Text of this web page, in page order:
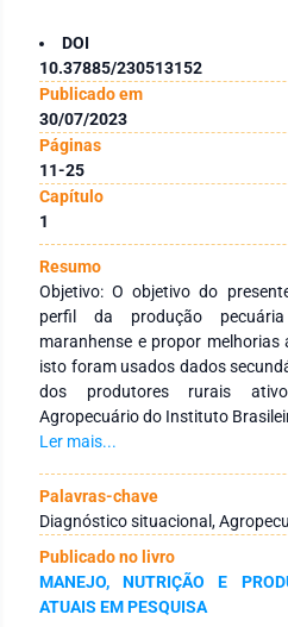
DOI
10.37885/230513152
Publicado em
30/07/2023
Páginas
11-25
Capítulo
1
Resumo
Objetivo: O objetivo do
perfil da produção
maranhense e propor
isto foram usados dados
dos produtores rurais
Agropecuário do Instituto
(IBGE), realizado entre outubro
produtoras de bovinos (corte e
ovinos, suínos e aves.
dos estabelecimentos
agricultura familiar. Sendo
de bovinos, entretanto, esse
41,46% do efetivo total do
Ler mais...
Palavras-chave
Diagnóstico situacional,
Publicado no livro
MANEJO, NUTRIÇÃO E
ATUAIS EM PESQUISA